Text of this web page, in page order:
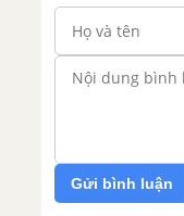
Gửi bình luận